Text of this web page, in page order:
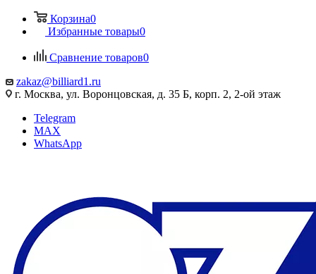
Корзина0
Избранные товары0
Сравнение товаров0
zakaz@billiard1.ru
г. Москва, ул. Воронцовская, д. 35 Б, корп. 2, 2-ой этаж
Telegram
MAX
WhatsApp